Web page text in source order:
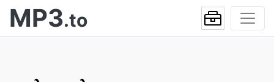
MP3.to